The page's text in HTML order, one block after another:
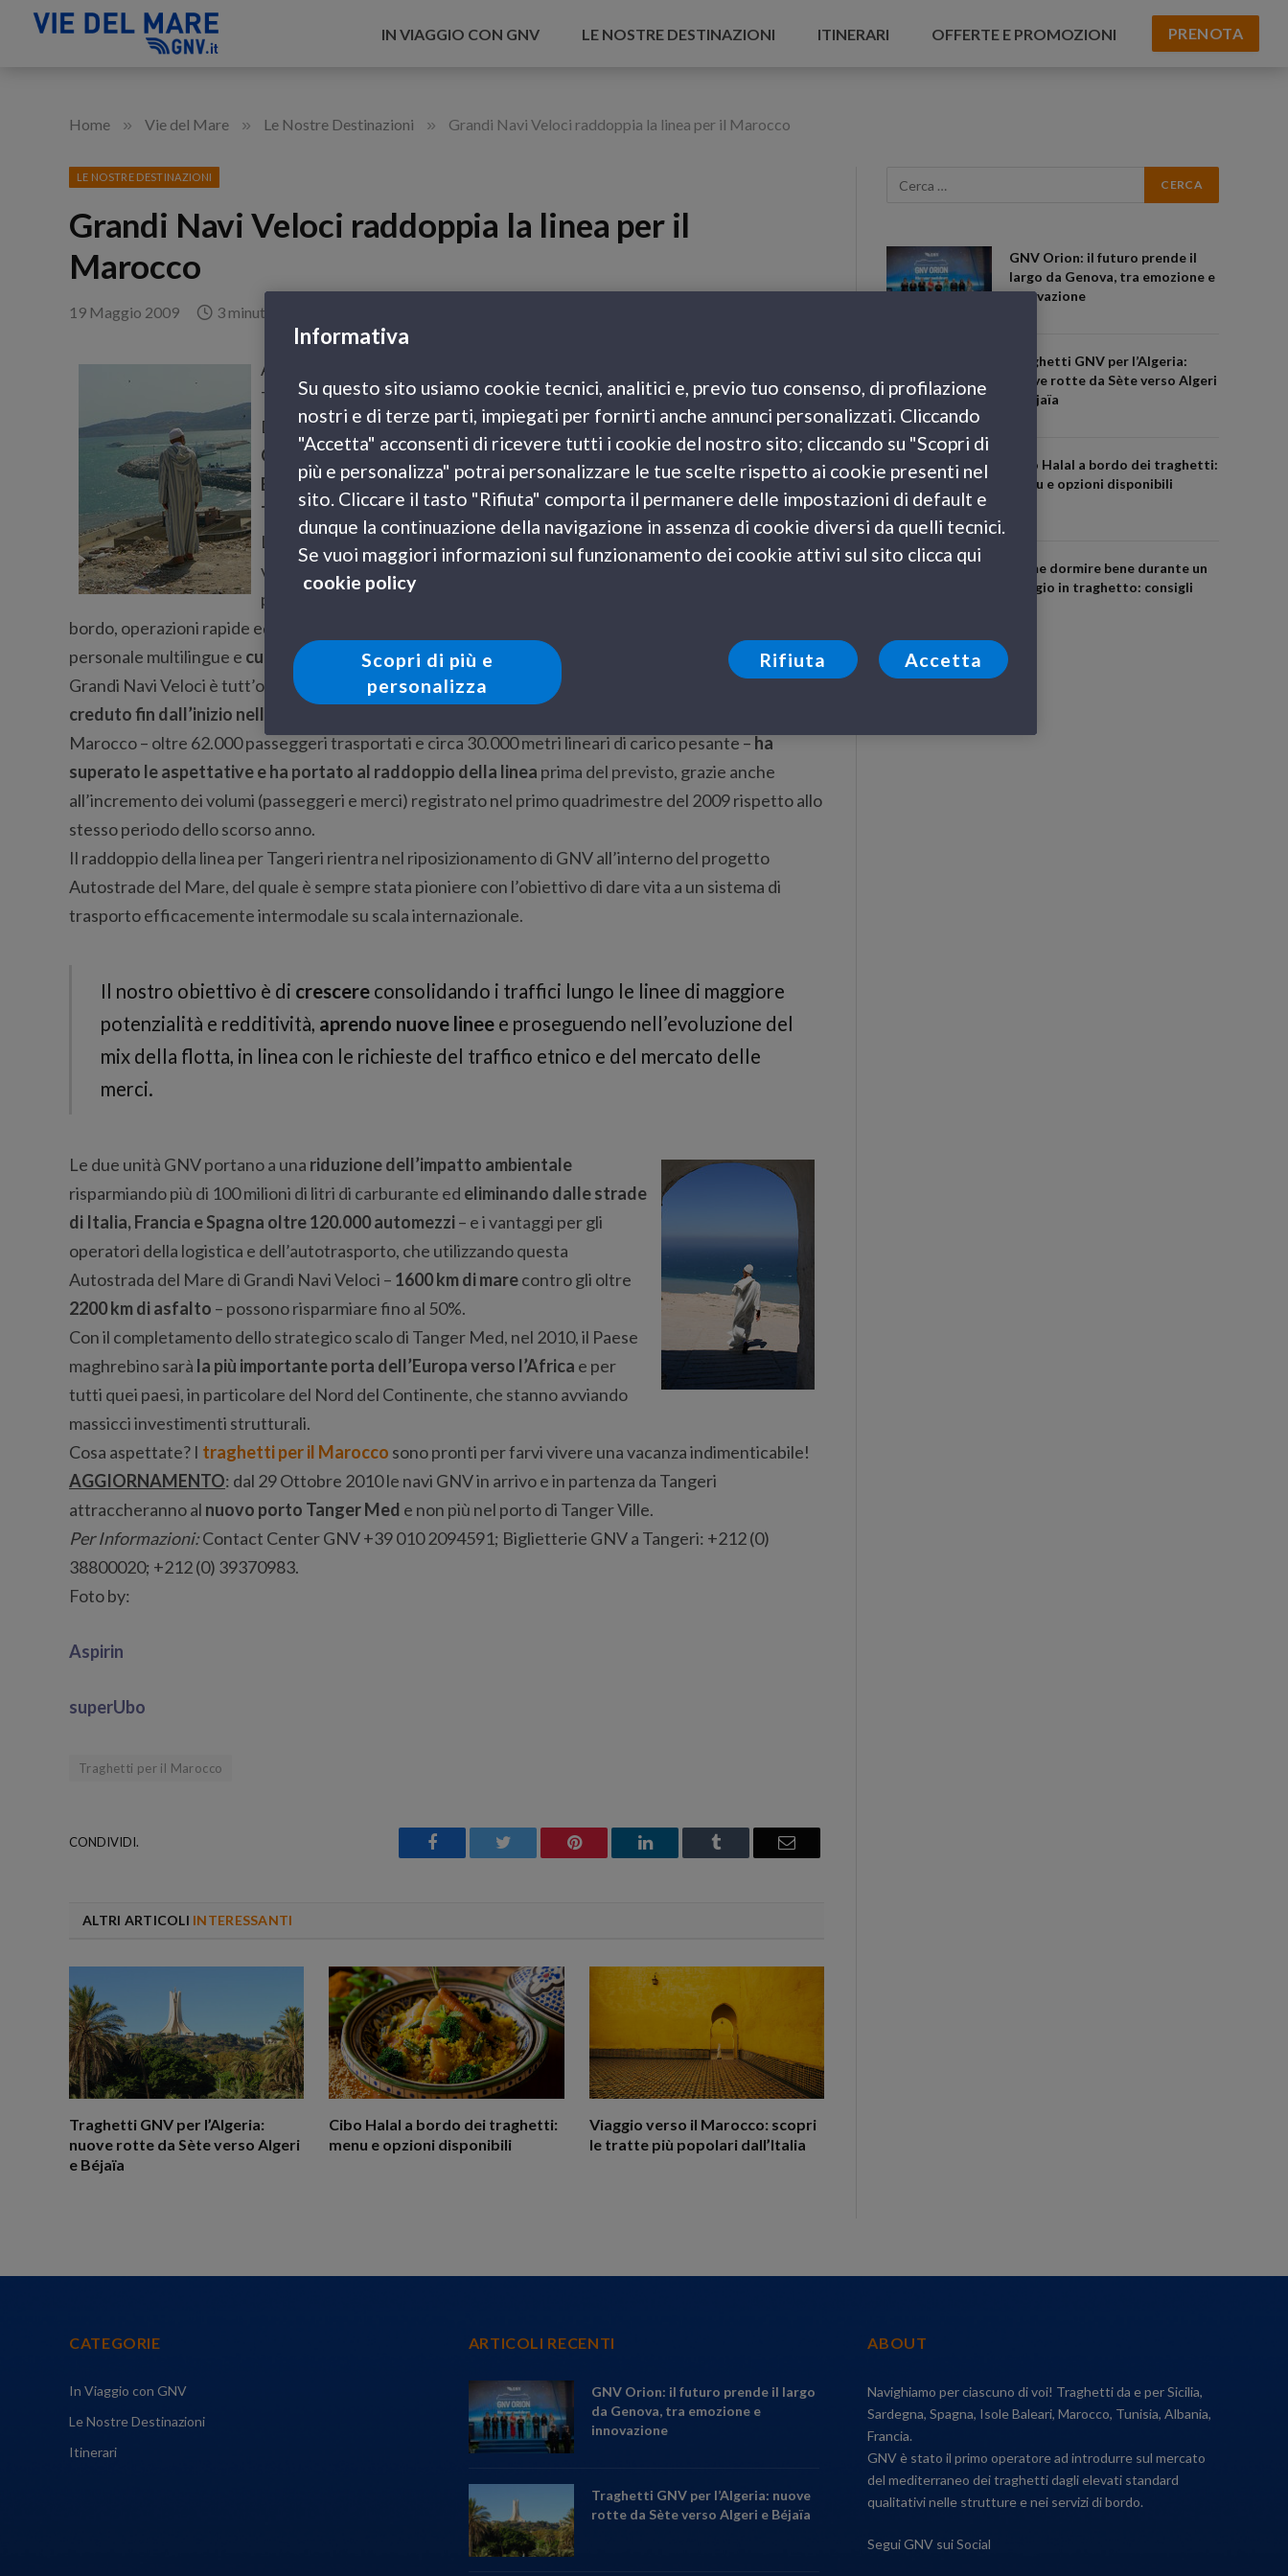
IN VIAGGIO CON GNV LE NOSTRE DESTINAZIONI ITINERARI OFFERTE E PROMOZIONI PRENOTA
Home » Vie del Mare » Le Nostre Destinazioni » Grandi Navi Veloci raddoppia la linea per il Marocco
LE NOSTRE DESTINAZIONI
Grandi Navi Veloci raddoppia la linea per il
Marocco
19 Maggio 2009 3 minuti di lettura
A poco più diciotto mesi dall’apertura della tratta Genova – Barcellona –
Tangeri,Grandi Navi Veloci raddoppia i suoitraghetti per il Marocco .
Dal prossimo 26 maggio, la M/nMajestic garantirà la corsa conpartenza da
Genova il martedìeda Tangeri il giovedì, in affiancamento alla M/n
Excelsiorgià in servizio il sabato dal porto diGenova e illunedìdal porto di
Tangeri.
La Majestic di GNV, circa 32.800 t. di stazza lorda, viaggia a 23 nodi di
velocità di crociera e può trasportare circa 1800 passeggeri. La nave
possiede
1.860 metri lineari di garage
bordo, operazioni rapide ed efficienti per le merci,
personale multilingue e cucina araba e internazionale.
Grandi Navi Veloci è tutt’ora l’unico operatore navale italiano a scalare il paese maghrebino ed ha
creduto fin dall’inizio nelle potenzialità del collegamento con il Marocco
Marocco – oltre 62.000 passeggeri trasportati e circa 30.000 metri lineari di carico pesante – ha
superato le aspettative e ha portato al raddoppio della linea prima del previsto, grazie anche
all’incremento dei volumi (passeggeri e merci) registrato nel primo quadrimestre del 2009 rispetto allo
stesso periodo dello scorso anno.
Il raddoppio della linea per Tangeri rientra nel riposizionamento di GNV all’interno del progetto
Autostrade del Mare, del quale è sempre stata pioniere con l’obiettivo di dare vita a un sistema di
trasporto efficacemente intermodale su scala internazionale.
Il nostro obiettivo è di crescere consolidando i traffici lungo le linee di maggiore
potenzialità e redditività, aprendo nuove linee e proseguendo nell’evoluzione del
mix della flotta, in linea con le richieste del traffico etnico e del mercato delle
merci.
Le due unità GNV portano a una riduzione dell’impatto ambientale
risparmiando più di 100 milioni di litri di carburante ed eliminando dalle strade
di Italia, Francia e Spagna oltre 120.000 automezzi– e i vantaggi per gli
operatori della logistica e dell’autotrasporto, che utilizzando questa
Autostrada del Mare di Grandi Navi Veloci – 1600 km di marecontro gli oltre
2200 km di asfalto – possono risparmiare fino al 50%.
Con il completamento dello strategico scalo di Tanger Med, nel 2010, il Paese
maghrebino sarà la più importante porta dell’Europa verso l’Africa e per
tutti quei paesi, in particolare del Nord del Continente, che stanno avviando
massicci investimenti strutturali.
Cosa aspettate? I traghetti per il Marocco sono pronti per farvi vivere una vacanza indimenticabile!
AGGIORNAMENTO: dal 29 Ottobre 2010 le navi GNV in arrivo e in partenza da Tangeri
attraccheranno al nuovo porto Tanger Med e non più nel porto di Tanger Ville.
Per Informazioni:Contact Center GNV +39 010 2094591; Biglietterie GNV a Tangeri: +212 (0)
38800020; +212 (0) 39370983.
Foto by:
Aspirin
superUbo
Traghetti per il Marocco
CONDIVIDI. Facebook Twitter Pinterest LinkedIn Tumblr Email
ALTRI ARTICOLI INTERESSANTI
Traghetti GNV per l’Algeria:
nuove rotte da Sète verso Algeri
e Béjaïa
Cibo Halal a bordo dei traghetti:
menu e opzioni disponibili
Viaggio verso il Marocco: scopri
le tratte più popolari dall’Italia
GNV Orion: il futuro prende il
largo da Genova, tra emozione e
innovazione
Traghetti GNV per l’Algeria:
nuove rotte da Sète verso Algeri
e Béjaïa
Cibo Halal a bordo dei traghetti:
menu e opzioni disponibili
Come dormire bene durante un
viaggio in traghetto: consigli
CATEGORIE
In Viaggio con GNV
Le Nostre Destinazioni
Itinerari
ARTICOLI RECENTI
GNV Orion: il futuro prende il largo
da Genova, tra emozione e
innovazione
Traghetti GNV per l’Algeria: nuove
rotte da Sète verso Algeri e Béjaïa
ABOUT
Navighiamo per ciascuno di voi! Traghetti da e per Sicilia,
Sardegna, Spagna, Isole Baleari, Marocco, Tunisia, Albania,
Francia.
GNV è stato il primo operatore ad introdurre sul mercato
del mediterraneo dei traghetti dagli elevati standard
qualitativi nelle strutture e nei servizi di bordo.
Segui GNV sui Social
Informativa
Su questo sito usiamo cookie tecnici, analitici e, previo tuo consenso, di profilazione
nostri e di terze parti, impiegati per fornirti anche annunci personalizzati. Cliccando
"Accetta" acconsenti di ricevere tutti i cookie del nostro sito; cliccando su "Scopri di
più e personalizza" potrai personalizzare le tue scelte rispetto ai cookie presenti nel
sito. Cliccare il tasto "Rifiuta" comporta il permanere delle impostazioni di default e
dunque la continuazione della navigazione in assenza di cookie diversi da quelli tecnici.
Se vuoi maggiori informazioni sul funzionamento dei cookie attivi sul sito clicca qui
cookie policy
Scopri di più e
personalizza
Rifiuta Accetta